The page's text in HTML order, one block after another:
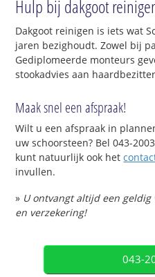
Hulp bij dakgoot
Dakgoot reinigen is iets wat
jaren bezighoudt. Zowel bij
Gediplomeerde monteurs
stookadvies aan
Maak snel een afspraak!
Wilt u een afspraak in
uw schoorsteen? Bel 043-
kunt natuurlijk ook het
invullen.
» U ontvangt altijd een
en verzekering!
043-